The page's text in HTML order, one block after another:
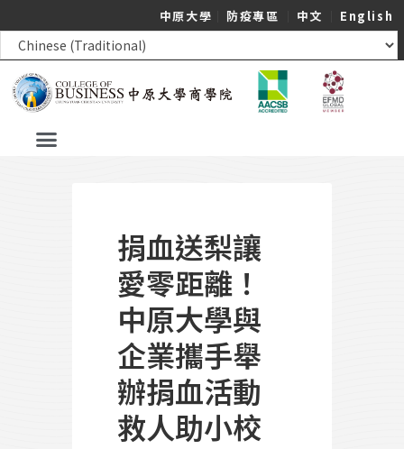
中原大學 防疫專區 中文 English
捐血送梨讓
愛零距離！
中原大學與
企業攜手舉
辦捐血活動
救人助小校